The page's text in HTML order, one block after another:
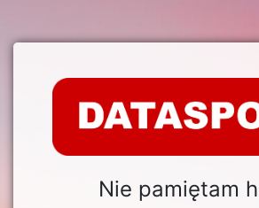
Nie pamiętam